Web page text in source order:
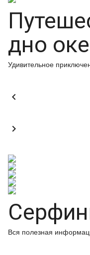
дно
Удивительное


Вся полезная